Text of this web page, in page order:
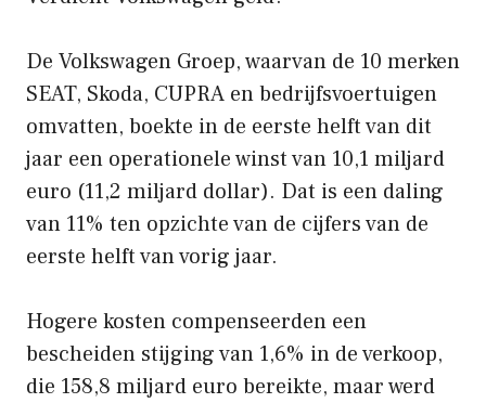
De Volkswagen Groep, waarvan de 10 merken
SEAT, Skoda, CUPRA en bedrijfsvoertuigen
omvatten, boekte in de eerste helft van dit
jaar een operationele winst van 10,1 miljard
euro (11,2 miljard dollar). Dat is een daling
van 11% ten opzichte van de cijfers van de
eerste helft van vorig jaar.
Hogere kosten compenseerden een
bescheiden stijging van 1,6% in de verkoop,
die 158,8 miljard euro bereikte, maar werd